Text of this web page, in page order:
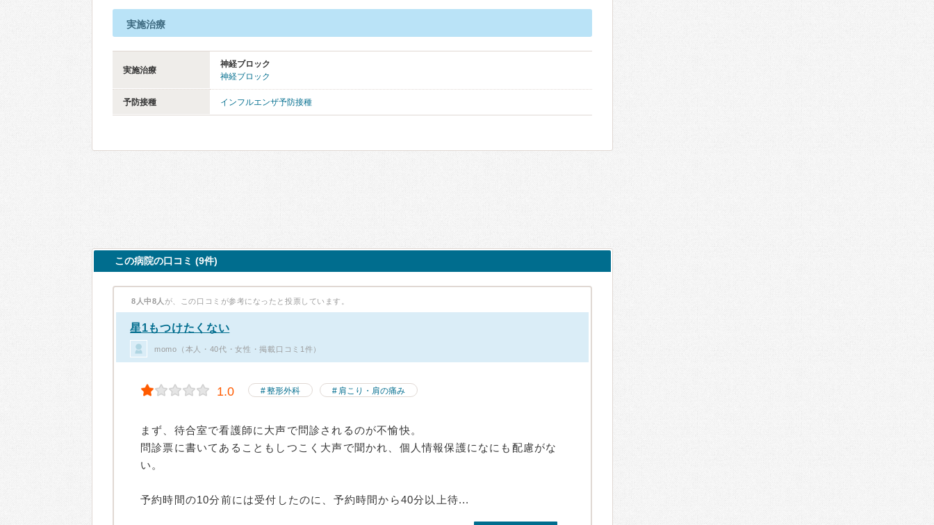
実施治療
実施治療
神経ブロック
神経ブロック
予防接種 インフルエンザ予防接種
この病院の口コミ (9件)
8人中8人 が、この口コミが参考になったと投票しています。
星1もつけたくない
momo（本人・40代・女性・掲載口コミ1件）
1.0 整形外科 肩こり・肩の痛み
まず、待合室で看護師に大声で問診されるのが不愉快。
問診票に書いてあることもしつこく大声で聞かれ、個人情報保護になにも配慮がな
い。
予約時間の10分前には受付したのに、予約時間から40分以上待...